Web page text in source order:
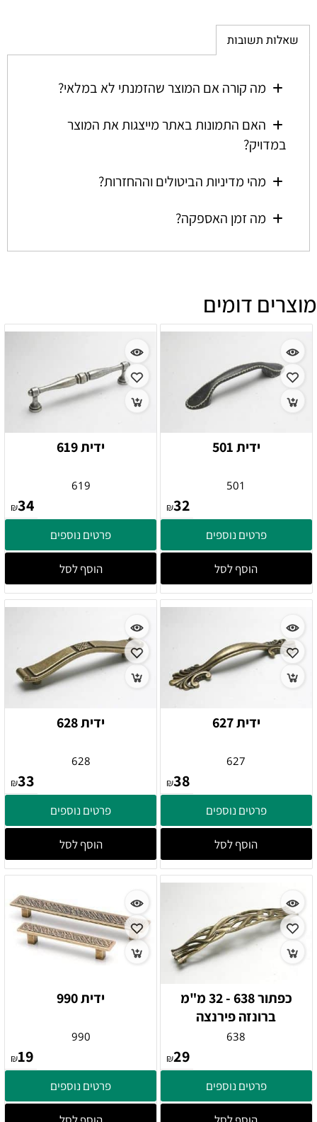
שאלות תשובות
מה קורה אם המוצר שהזמנתי לא במלאי?
האם התמונות באתר מייצגות את המוצר
במדויק?
מהי מדיניות הביטולים וההחזרות?
מה זמן האספקה?
מוצרים דומים
ידית 501
501
₪32
פרטים נוספים
הוסף לסל
ידית 619
619
₪34
פרטים נוספים
הוסף לסל
ידית 627
627
₪38
פרטים נוספים
הוסף לסל
ידית 628
628
₪33
פרטים נוספים
הוסף לסל
כפתור 638 - 32 מ"מ
ברונזה פירנצה
638
₪29
פרטים נוספים
ידית 990
990
₪19
פרטים נוספים